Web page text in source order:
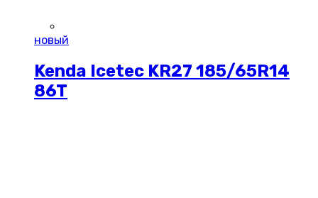
новый
Kenda Icetec KR27 185/65R14
86T